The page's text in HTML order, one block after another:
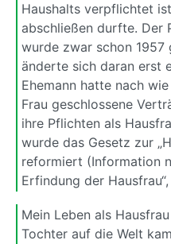
Haushalts verpflichtet
abschließen durfte. Der
wurde zwar schon
änderte sich daran erst
Ehemann hatte nach
Frau geschlossene
ihre Pflichten als
wurde das Gesetz zur
reformiert (Information
Erfindung der
Mein Leben als
Tochter auf die Welt